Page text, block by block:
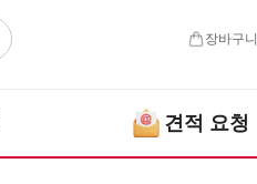
장바구니
견적 요청